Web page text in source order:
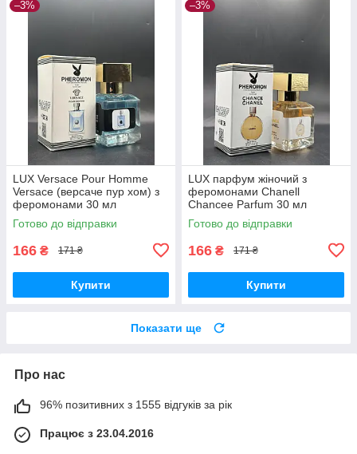
–3%
LUX Versace Pour Homme
Versace (версаче пур хом) з
феромонами 30 мл
Готово до відправки
166 ₴ 171 ₴
Купити
–3%
LUX парфум жіночий з
феромонами Chanell
Chancee Parfum 30 мл
Готово до відправки
166 ₴ 171 ₴
Купити
Показати ще
Про нас
96% позитивних з 1555 відгуків за рік
Працює з 23.04.2016